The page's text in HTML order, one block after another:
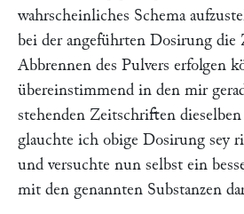
wahrscheinliches Schema
bei der angeführten Dosirung die
Abbrennen des Pulvers erfolgen
übereinstimmend in den mir
stehenden Zeitschriften
glauchte ich obige Dosirung sey
und versuchte nun selbst ein
mit den genannten Substanzen